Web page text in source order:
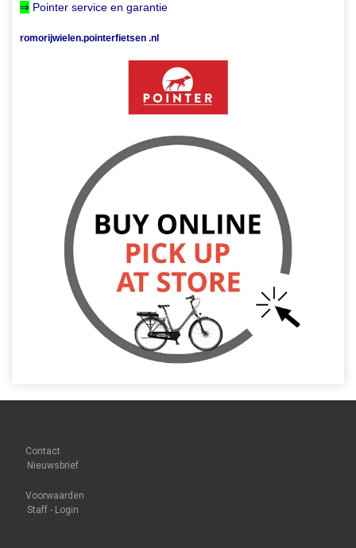
⇒ Pointer service en garantie
romorijwielen.pointerfietsen .nl
Contact
Nieuwsbrief
Voorwaarden
Staff - Login